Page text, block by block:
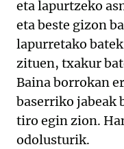
eta lapurtzeko
eta beste gizon
lapurretako
zituen, txakur
Baina borrokan
baserriko jabeak
tiro egin zion.
odolusturik.